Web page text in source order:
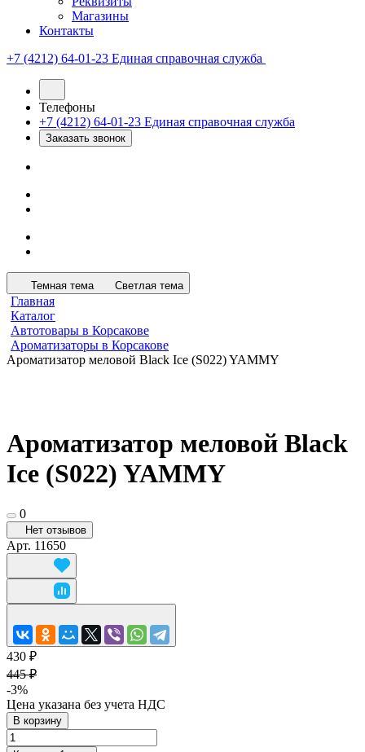
Магазины
Контакты
+7 (4212) 64-01-23 Единая справочная служба
Телефоны
+7 (4212) 64-01-23 Единая справочная служба
Заказать звонок
Темная тема Светлая тема
Главная
Каталог
Автотовары в Корсакове
Ароматизаторы в Корсакове
Ароматизатор меловой Black Ice (S022) YAMMY
Ароматизатор меловой Black
Ice (S022) YAMMY
0
Нет отзывов
Арт. 11650
430 ₽
445 ₽
-3%
Цена указана без учета НДС
В корзину